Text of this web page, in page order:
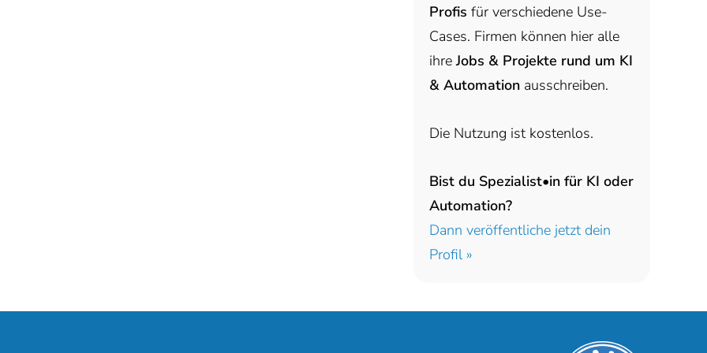
Profis für verschiedene Use-
Cases. Firmen können hier alle
ihreJobs & Projekte rund um KI
& Automation ausschreiben.
Die Nutzung ist kostenlos.
Bist du Spezialist•in für KI oder
Automation?
Dann veröffentliche jetzt dein
Profil »